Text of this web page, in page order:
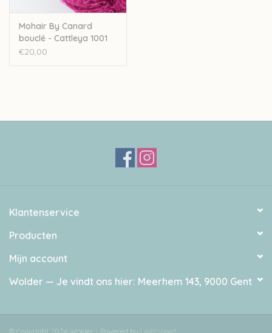
Mohair By Canard
bouclé - Cattleya 1001
€20,00
Klantenservice
Producten
Mijn account
Wolder — Je vindt ons hier: Meerhem 143, 9000 Gent
© Copyright 2026 Wolder - Powered by Lightspeed